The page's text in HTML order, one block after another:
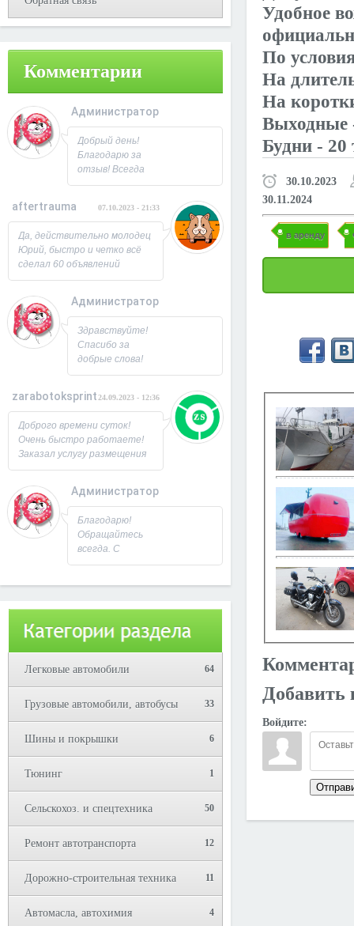
Комментарии
Администратор
08.10.2023 - 09:31
Добрый день!
Благодарю за
отзыв! Всегда
рад
С Уважением,
aftertrauma 07.10.2023 - 21:33
Да, действительно молодец
Юрий, быстро и четко всё
сделал 60 объявлений
разместил, всё работает,
страницы выросла в 2 раза
спасибо! Буду ещё
заказывать, советую!
Администратор
26.09.2023 - 07:33
Здравствуйте!
Спасибо за
добрые слова!
Всегда рад
пользователям.
просим!
Заходите ещё. С
Уважением,
Юрий!
zarabotoksprint 24.09.2023 - 12:36
Доброго времени суток!
Очень быстро работаете!
Заказал услугу размещения
объявления на 60 досок, за
исполнили! Большое
спасибо!
Администратор
22.09.2023 - 09:19
Благодарю!
Обращайтесь
всегда. С
Уважением,
Легковые автомобили 64
Грузовые автомобили, автобусы 33
Шины и покрышки 6
Тюнинг 1
Сельскохоз. и спецтехника 50
Ремонт автотранспорта 12
Дорожно-строительная техника 11
Автомасла, автохимия 4
Удобное
По
На
На
Выходные
Будни - 20
30.10.2023
30.11.2024
в аренду
Добавить
Войдите: